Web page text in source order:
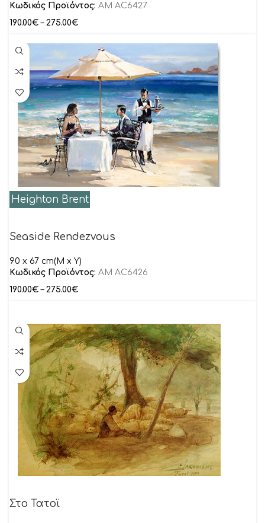
Κωδικός Προϊόντος: AM AC6427
190.00€ – 275.00€
Heighton Brent
Seaside Rendezvous
90 x 67 cm(M x Y)
Κωδικός Προϊόντος: AM AC6426
190.00€ – 275.00€
Στο Τατοϊ